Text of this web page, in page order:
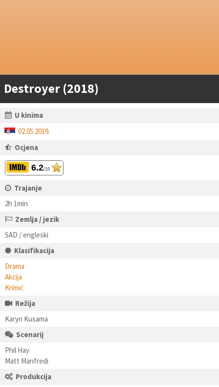
Destroyer (2018)
U kinima
02.05.2019.
Ocjena
6.2/10
Trajanje
2h 1min
Zemlja / jezik
SAD / engleski
Klasifikacija
Drama
Akcija
Krimić
Režija
Karyn Kusama
Scenarij
Phil Hay
Matt Manfredi
Produkcija